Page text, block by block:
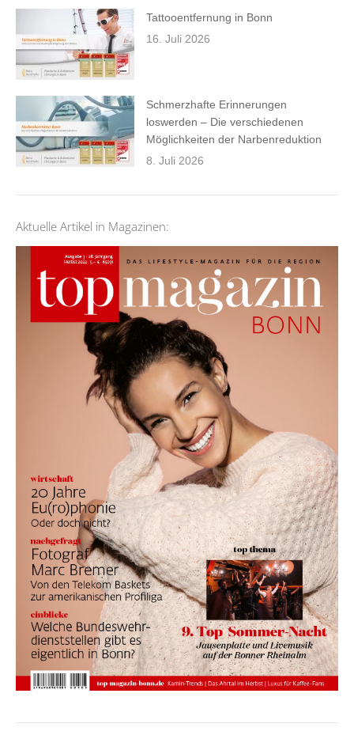
Tattooentfernung in Bonn
16. Juli 2026
Schmerzhafte Erinnerungen
loswerden – Die verschiedenen
Möglichkeiten der Narbenreduktion
8. Juli 2026
Aktuelle Artikel in Magazinen: